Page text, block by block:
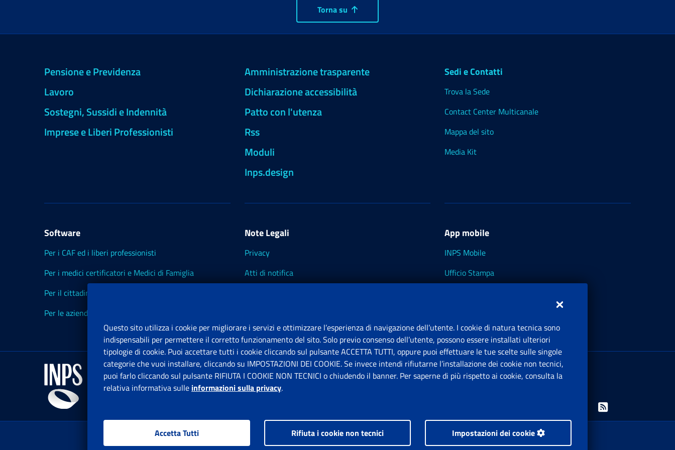
Torna su
Pensione e Previdenza
Lavoro
Sostegni, Sussidi e Indennità
Imprese e Liberi Professionisti
Amministrazione trasparente
Dichiarazione accessibilità
Patto con l'utenza
Rss
Moduli
Inps.design
Sedi e Contatti
Trova la Sede
Contact Center Multicanale
Mappa del sito
Media Kit
Software
Per i CAF ed i liberi professionisti
Per i medici certificatori e Medici di Famiglia
Per il cittadino
Per le aziende ed i Consulenti
Note Legali
Privacy
Atti di notifica
App mobile
INPS Mobile
Ufficio Stampa
Sede Legale: Via Ciro il Grande, 21
00144 Roma
P.IVA 02121151001
Facebook: Apre una nuova finestra
Twitter: Apre una nuova finestra
Whatsapp: Apre una nuova finestra
Youtube: Apre una nuova
Instagram: Apre una
Linkedin: Apre
Rss: Apre
www.inps.gov.it © 1997-2026Istituto Nazionale Previdenza Sociale.Tutti i diritti riservati.
Questo sito utilizza i cookie per migliorare i servizi e ottimizzare l’esperienza di navigazione dell’utente. I cookie di natura tecnica sono
indispensabili per permettere il corretto funzionamento del sito. Solo previo consenso dell’utente, possono essere installati ulteriori
tipologie di cookie. Puoi accettare tutti i cookie cliccando sul pulsante ACCETTA TUTTI, oppure puoi effettuare le tue scelte sulle singole
categorie che vuoi installare, cliccando su IMPOSTAZIONI DEI COOKIE. Se invece intendi rifiutarne l’installazione dei cookie non tecnici,
puoi farlo cliccando sul pulsante RIFIUTA I COOKIE NON TECNICI o chiudendo il banner. Per saperne di più rispetto ai cookie, consulta la
relativa informativa sulle informazioni sulla privacy.
Accetta Tutti Rifiuta i cookie non tecnici Impostazioni dei cookie